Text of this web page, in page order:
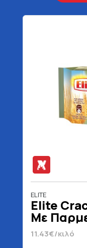
ELITE
Elite
Με
11.43€/κιλό